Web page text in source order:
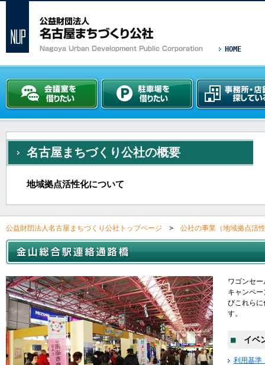
HOME
名古屋まちづくり公社の概要
地域拠点活性化について
公益財団法人名古屋まちづくり公社トップページ > 公社の事業（地域拠点活
ワゴンセ
キャンペ
びこれら
す。
■イベン
利用基準